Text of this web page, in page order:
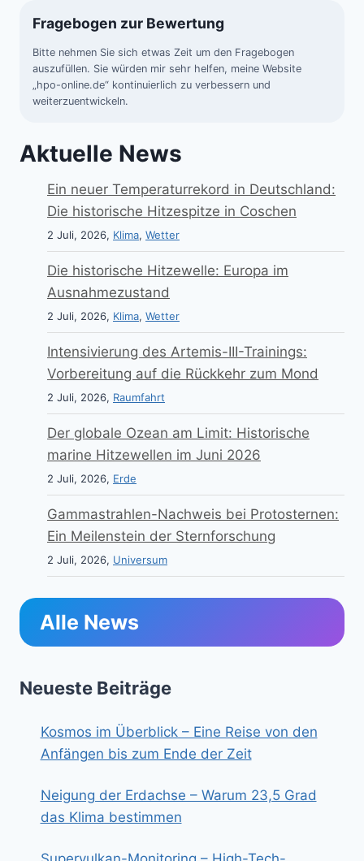
Fragebogen zur Bewertung
Bitte nehmen Sie sich etwas Zeit um den Fragebogen
auszufüllen. Sie würden mir sehr helfen, meine Website
„hpo-online.de“ kontinuierlich zu verbessern und
weiterzuentwickeln.
Aktuelle News
Ein neuer Temperaturrekord in Deutschland:
Die historische Hitzespitze in Coschen
2 Juli, 2026, Klima, Wetter
Die historische Hitzewelle: Europa im
Ausnahmezustand
2 Juli, 2026, Klima, Wetter
Intensivierung des Artemis-III-Trainings:
Vorbereitung auf die Rückkehr zum Mond
2 Juli, 2026, Raumfahrt
Der globale Ozean am Limit: Historische
marine Hitzewellen im Juni 2026
2 Juli, 2026, Erde
Gammastrahlen-Nachweis bei Protosternen:
Ein Meilenstein der Sternforschung
2 Juli, 2026, Universum
Alle News
Neueste Beiträge
Kosmos im Überblick – Eine Reise von den
Anfängen bis zum Ende der Zeit
Neigung der Erdachse – Warum 23,5 Grad
das Klima bestimmen